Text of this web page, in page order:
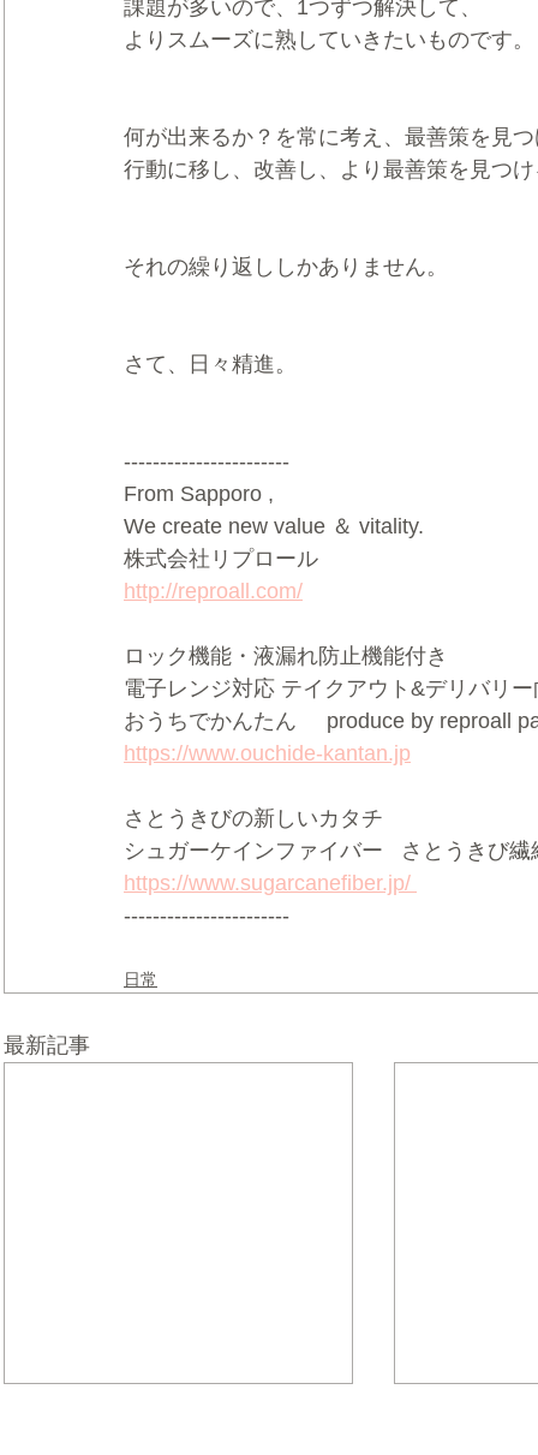
課題が多いので、1つずつ解決して、
よりスムーズに熟していきたいものです。
何が出来るか？を常に考え、最善策を見
行動に移し、改善し、より最善策を見つ
それの繰り返ししかありません。
さて、日々精進。
-----------------------
From Sapporo ,
We create new value ＆ vitality.
株式会社リプロール
http://reproall.com/
ロック機能・液漏れ防止機能付き
電子レンジ対応 テイクアウト&デリバ
おうちでかんたん     produce by reproall
https://www.ouchide-kantan.jp
さとうきびの新しいカタチ
シュガーケインファイバー   さとうきび
https://www.sugarcanefiber.jp/
-----------------------
日常
最新記事